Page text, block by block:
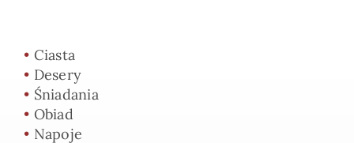
• Ciasta
• Desery
• Śniadania
• Obiad
• Napoje